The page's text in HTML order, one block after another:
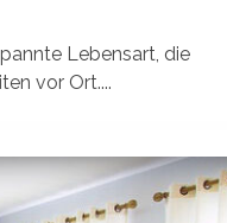
Lebensart, die
vor Ort....